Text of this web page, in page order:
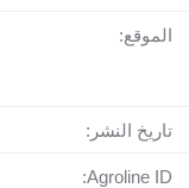
الموقع:
تاريخ النشر:
Agroline ID: